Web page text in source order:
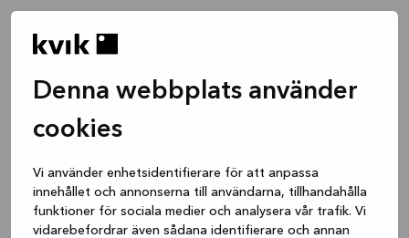
Denna webbplats använder
cookies
Vi använder enhetsidentifierare för att anpassa
innehållet och annonserna till användarna, tillhandahålla
funktioner för sociala medier och analysera vår trafik. Vi
vidarebefordrar även sådana identifierare och annan